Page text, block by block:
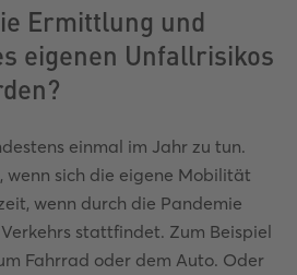
Ermittlung und
eigenen Unfallrisikos
einmal im Jahr zu tun.
wenn sich die eigene Mobilität
wenn durch die Pandemie
stattfindet. Zum Beispiel
Fahrrad oder dem Auto. Oder